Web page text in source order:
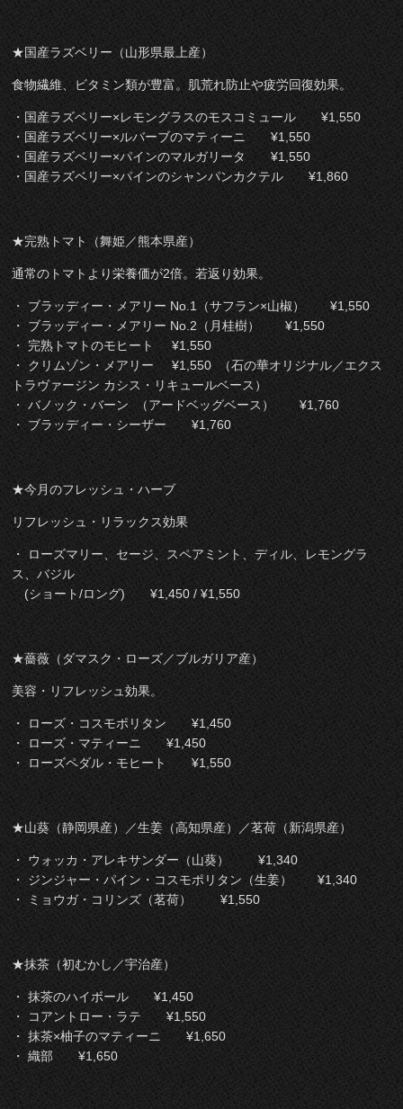
★国産ラズベリー（山形県最上産）
食物繊維、ビタミン類が豊富。肌荒れ防止や疲労回復効果。
・国産ラズベリー×レモングラスのモスコミュール ¥1,550
・国産ラズベリー×ルバーブのマティーニ ¥1,550
・国産ラズベリー×パインのマルガリータ ¥1,550
・国産ラズベリー×パインのシャンパンカクテル ¥1,860
★完熟トマト（舞姫／熊本県産）
通常のトマトより栄養価が2倍。若返り効果。
・ ブラッディー・メアリー No.1（サフラン×山椒） ¥1,550
・ ブラッディー・メアリー No.2（月桂樹） ¥1,550
・ 完熟トマトのモヒート ¥1,550
・ クリムゾン・メアリー ¥1,550 （石の華オリジナル／エクス
トラヴァージン カシス・リキュールベース）
・ バノック・バーン （アードベッグベース） ¥1,760
・ ブラッディー・シーザー ¥1,760
★今月のフレッシュ・ハーブ
リフレッシュ・リラックス効果
・ ローズマリー、セージ、スペアミント、ディル、レモングラ
ス、バジル
(ショート/ロング) ¥1,450 / ¥1,550
★薔薇（ダマスク・ローズ／ブルガリア産）
美容・リフレッシュ効果。
・ ローズ・コスモポリタン ¥1,450
・ ローズ・マティーニ ¥1,450
・ ローズペダル・モヒート ¥1,550
★山葵（静岡県産）／生姜（高知県産）／茗荷（新潟県産）
・ ウォッカ・アレキサンダー（山葵） ¥1,340
・ ジンジャー・パイン・コスモポリタン（生姜） ¥1,340
・ ミョウガ・コリンズ（茗荷） ¥1,550
★抹茶（初むかし／宇治産）
・ 抹茶のハイボール ¥1,450
・ コアントロー・ラテ ¥1,550
・ 抹茶×柚子のマティーニ ¥1,650
・ 織部 ¥1,650